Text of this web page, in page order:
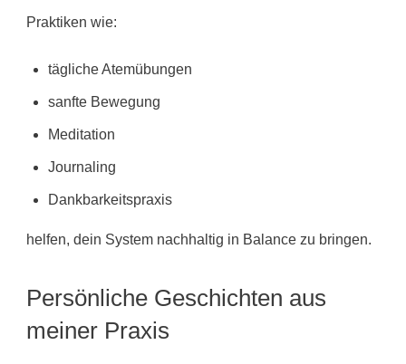
Praktiken wie:
tägliche Atemübungen
sanfte Bewegung
Meditation
Journaling
Dankbarkeitspraxis
helfen, dein System nachhaltig in Balance zu bringen.
Persönliche Geschichten aus
meiner Praxis